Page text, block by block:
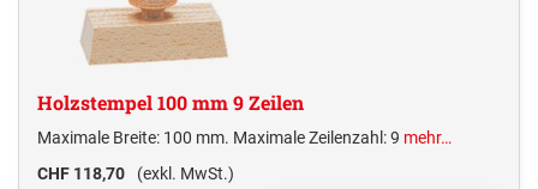
Holzstempel 100 mm 9 Zeilen
Maximale Breite: 100 mm. Maximale Zeilenzahl: 9 mehr…
CHF 118,70
(exkl. MwSt.)